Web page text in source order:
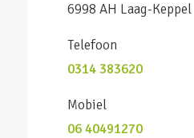
6998 AH Laag-Keppel
Telefoon
0314 383620
Mobiel
06 40491270